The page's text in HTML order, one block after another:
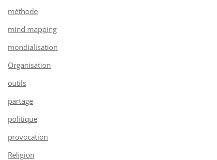
méthode
mind mapping
mondialisation
Organisation
outils
partage
politique
provocation
Religion